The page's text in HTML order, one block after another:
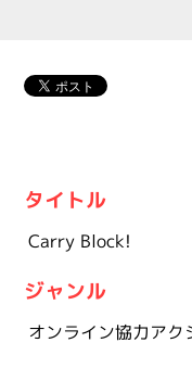
タイトル
Carry Block!
ジャンル
オンライン協力アク